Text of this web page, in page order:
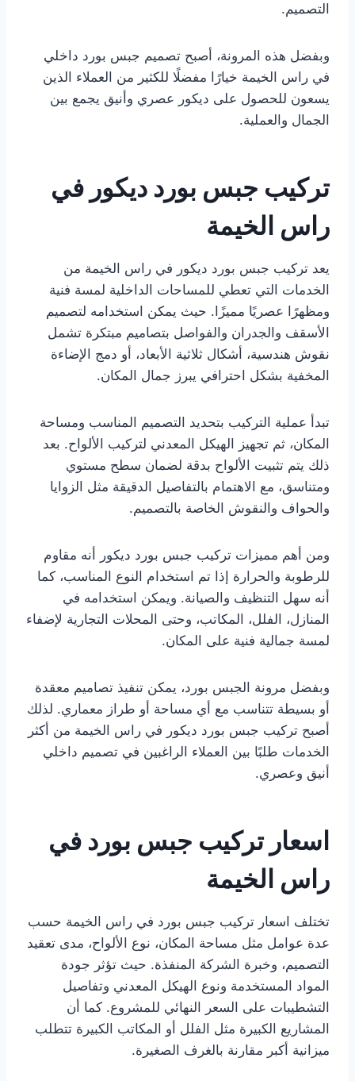
التصميم.
وبفضل هذه المرونة، أصبح تصميم جبس بورد داخلي
في راس الخيمة خيارًا مفضلًا للكثير من العملاء الذين
يسعون للحصول على ديكور عصري وأنيق يجمع بين
الجمال والعملية.
تركيب جبس بورد ديكور في
راس الخيمة
يعد تركيب جبس بورد ديكور في راس الخيمة من
الخدمات التي تعطي للمساحات الداخلية لمسة فنية
ومظهرًا عصريًا مميزًا. حيث يمكن استخدامه لتصميم
الأسقف والجدران والفواصل بتصاميم مبتكرة تشمل
نقوش هندسية، أشكال ثلاثية الأبعاد، أو دمج الإضاءة
المخفية بشكل احترافي يبرز جمال المكان.
تبدأ عملية التركيب بتحديد التصميم المناسب ومساحة
المكان، ثم تجهيز الهيكل المعدني لتركيب الألواح. بعد
ذلك يتم تثبيت الألواح بدقة لضمان سطح مستوي
ومتناسق، مع الاهتمام بالتفاصيل الدقيقة مثل الزوايا
والحواف والنقوش الخاصة بالتصميم.
ومن أهم مميزات تركيب جبس بورد ديكور أنه مقاوم
للرطوبة والحرارة إذا تم استخدام النوع المناسب، كما
أنه سهل التنظيف والصيانة. ويمكن استخدامه في
المنازل، الفلل، المكاتب، وحتى المحلات التجارية لإضفاء
لمسة جمالية فنية على المكان.
وبفضل مرونة الجبس بورد، يمكن تنفيذ تصاميم معقدة
أو بسيطة تتناسب مع أي مساحة أو طراز معماري. لذلك
أصبح تركيب جبس بورد ديكور في راس الخيمة من أكثر
الخدمات طلبًا بين العملاء الراغبين في تصميم داخلي
أنيق وعصري.
اسعار تركيب جبس بورد في
راس الخيمة
تختلف اسعار تركيب جبس بورد في راس الخيمة حسب
عدة عوامل مثل مساحة المكان، نوع الألواح، مدى تعقيد
التصميم، وخبرة الشركة المنفذة. حيث تؤثر جودة
المواد المستخدمة ونوع الهيكل المعدني وتفاصيل
التشطيبات على السعر النهائي للمشروع. كما أن
المشاريع الكبيرة مثل الفلل أو المكاتب الكبيرة تتطلب
ميزانية أكبر مقارنة بالغرف الصغيرة.